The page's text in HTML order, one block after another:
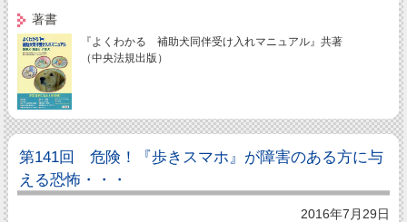
著書
『よくわかる 補助犬同伴受け入れマニュアル』共著
（中央法規出版）
第141回 危険！『歩きスマホ』が障害のある方に与
える恐怖・・・
2016年7月29日